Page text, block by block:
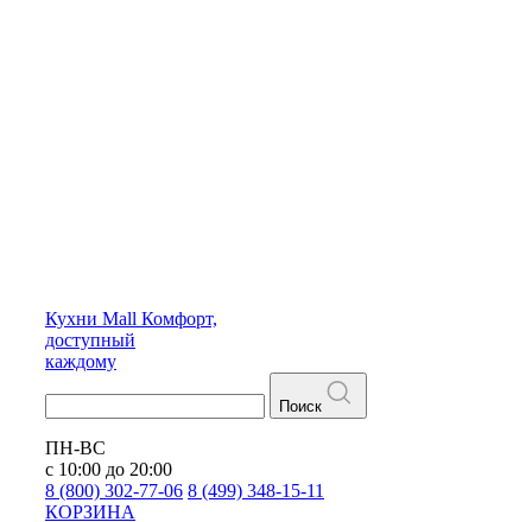
Кухни Mall Комфорт,
доступный
каждому
Поиск
ПН-ВС
с 10:00 до 20:00
8 (800) 302-77-06 8 (499) 348-15-11
КОРЗИНА